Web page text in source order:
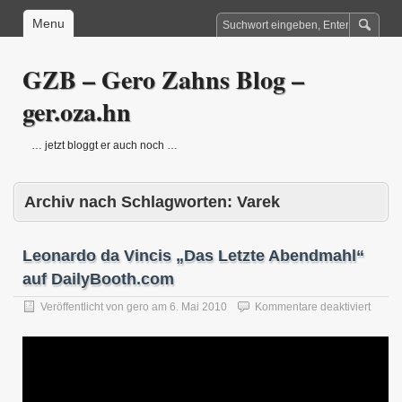
Menu
GZB – Gero Zahns Blog –
ger.oza.hn
… jetzt bloggt er auch noch …
Archiv nach Schlagworten: Varek
Leonardo da Vincis „Das Letzte Abendmahl“
auf DailyBooth.com
Veröffentlicht von gero am 6. Mai 2010 Kommentare deaktiviertfür
da